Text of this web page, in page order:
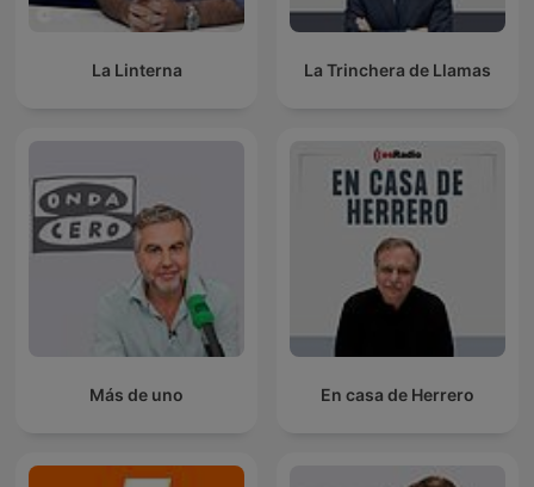
La Linterna La Trinchera de Llamas
Más de uno En casa de Herrero